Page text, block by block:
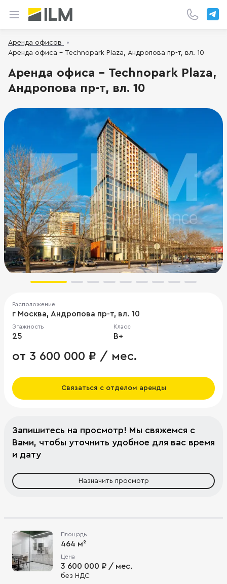
Аренда офисов
Аренда офиса - Technopark Plaza, Андропова пр-т, вл. 10
Аренда офиса - Technopark Plaza,
Андропова пр-т, вл. 10
Расположение
г Москва, Андропова пр-т, вл. 10
Этажность
25
Класс
B+
от 3 600 000 ₽ / мес.
Связаться с отделом аренды
Запишитесь на просмотр! Мы свяжемся с
Вами, чтобы уточнить удобное для вас время
и дату
Назначить просмотр
Площадь
464 м²
Цена
3 600 000 ₽ / мес.
без НДС